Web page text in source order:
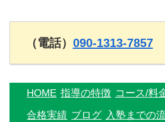
（電話） 090-1313-7857
HOME 指導の特徴 コース/料
合格実績 ブログ 入塾までの